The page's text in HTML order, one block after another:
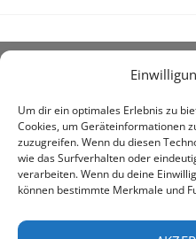
Um dir ein optimales Erlebnis zu
Cookies, um Geräteinformationen
zuzugreifen. Wenn du diesen
wie das Surfverhalten oder
verarbeiten. Wenn du deine
können bestimmte Merkmale und
um den Kauf